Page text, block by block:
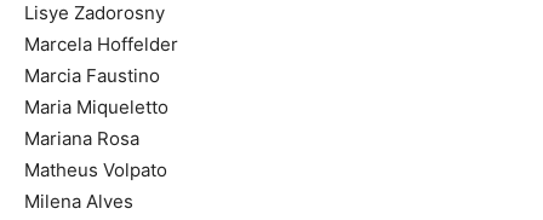
Lisye Zadorosny
Marcela Hoffelder
Marcia Faustino
Maria Miqueletto
Mariana Rosa
Matheus Volpato
Milena Alves